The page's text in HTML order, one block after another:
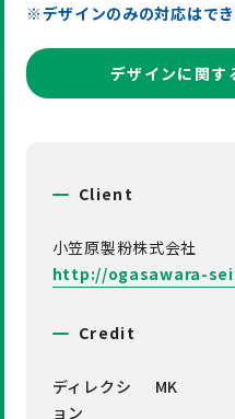
※デザインのみの対応はでき
デザインに関す
Client
小笠原製粉株式会社
http://ogasawara-
Credit
ディレクシ
ョン
MK